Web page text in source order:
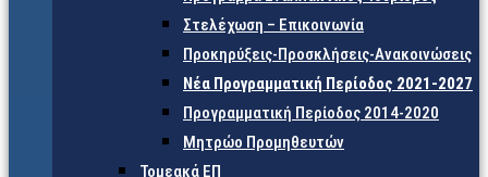
Στελέχωση – Επικοινωνία
Προκηρύξεις-Προσκλήσεις-Ανακοινώσεις
Νέα Προγραμματική Περίοδος 2021-2027
Προγραμματική Περίοδος 2014-2020
Μητρώο Προμηθευτών
Τομεακά ΕΠ